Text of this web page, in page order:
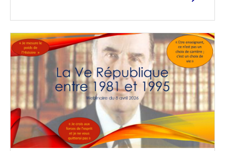
Image
de
couverture
(conseillée)